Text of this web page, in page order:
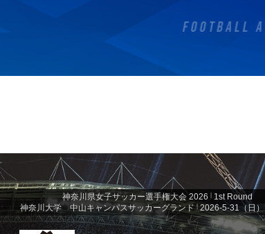
神奈川県女子サッカー選手権大会 2026
1st Round
神奈川大学 中山キャンパスサッカーグランド 2026-5-31（日）